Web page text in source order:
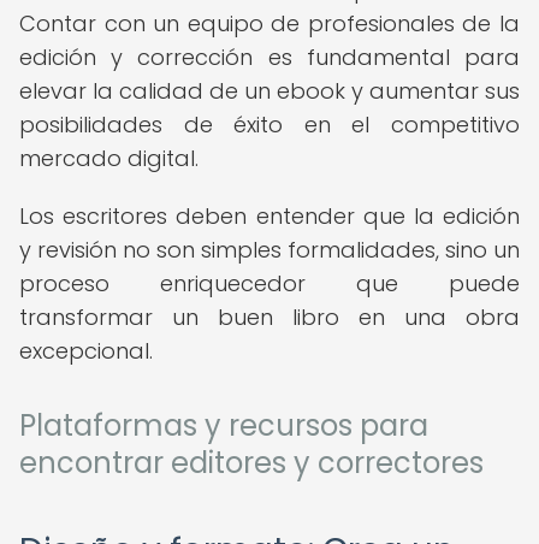
Contar con un equipo de profesionales de la
edición y corrección es fundamental para
elevar la calidad de un ebook y aumentar sus
posibilidades de éxito en el competitivo
mercado digital.
Los escritores deben entender que la edición
y revisión no son simples formalidades, sino un
proceso enriquecedor que puede
transformar un buen libro en una obra
excepcional.
Plataformas y recursos para
encontrar editores y correctores